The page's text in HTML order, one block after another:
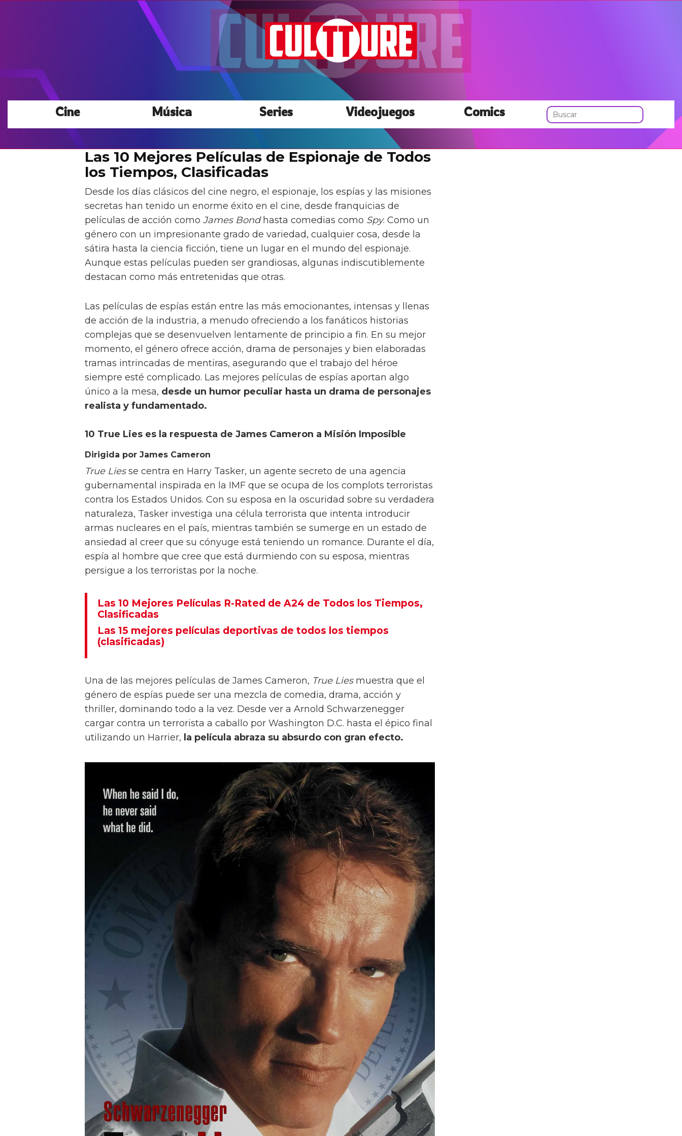
Cine Música Series Videojuegos Comics
Las 10 Mejores Películas de Espionaje de Todos
los Tiempos, Clasificadas
Desde los días clásicos del cine negro, el espionaje, los espías y las misiones
secretas han tenido un enorme éxito en el cine, desde franquicias de
películas de acción como James Bondhasta comedias como Spy. Como un
género con un impresionante grado de variedad, cualquier cosa, desde la
sátira hasta la ciencia ficción, tiene un lugar en el mundo del espionaje.
Aunque estas películas pueden ser grandiosas, algunas indiscutiblemente
destacan como más entretenidas que otras.
Las películas de espías están entre las más emocionantes, intensas y llenas
de acción de la industria, a menudo ofreciendo a los fanáticos historias
complejas que se desenvuelven lentamente de principio a fin. En su mejor
momento, el género ofrece acción, drama de personajes y bien elaboradas
tramas intrincadas de mentiras, asegurando que el trabajo del héroe
siempre esté complicado. Las mejores películas de espías aportan algo
único a la mesa, desde un humor peculiar hasta un drama de personajes
realista y fundamentado.
10 True Lies es la respuesta de James Cameron a Misión Imposible
Dirigida por James Cameron
True Liesse centra en Harry Tasker, un agente secreto de una agencia
gubernamental inspirada en la IMF que se ocupa de los complots terroristas
contra los Estados Unidos. Con su esposa en la oscuridad sobre su verdadera
naturaleza, Tasker investiga una célula terrorista que intenta introducir
armas nucleares en el país, mientras también se sumerge en un estado de
ansiedad al creer que su cónyuge está teniendo un romance. Durante el día,
espía al hombre que cree que está durmiendo con su esposa, mientras
persigue a los terroristas por la noche.
Las 10 Mejores Películas R-Rated de A24 de Todos los Tiempos,
Clasificadas
Las 15 mejores películas deportivas de todos los tiempos
(clasificadas)
Una de las mejores películas de James Cameron, True Liesmuestra que el
género de espías puede ser una mezcla de comedia, drama, acción y
thriller, dominando todo a la vez. Desde ver a Arnold Schwarzenegger
cargar contra un terrorista a caballo por Washington D.C. hasta el épico final
utilizando un Harrier, la película abraza su absurdo con gran efecto.